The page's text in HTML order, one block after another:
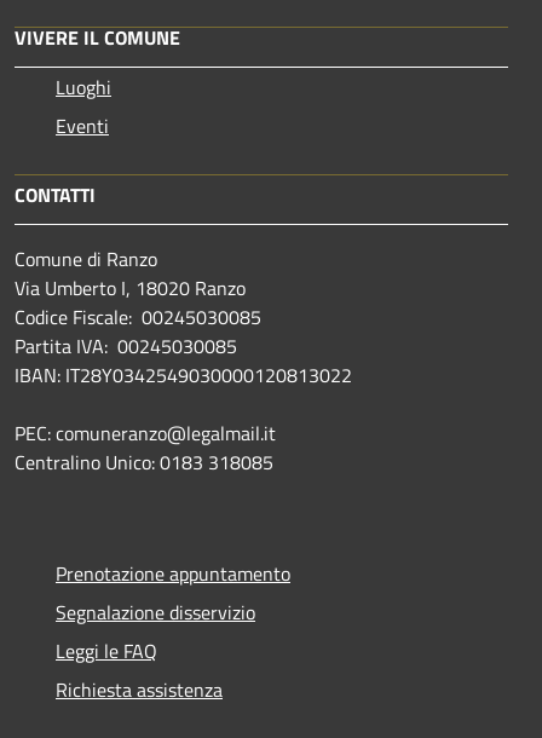
VIVERE IL COMUNE
Luoghi
Eventi
CONTATTI
Comune di Ranzo
Via Umberto I, 18020 Ranzo
Codice Fiscale: 00245030085
Partita IVA: 00245030085
IBAN: IT28Y0342549030000120813022
PEC: comuneranzo@legalmail.it
Centralino Unico: 0183 318085
Prenotazione appuntamento
Segnalazione disservizio
Leggi le FAQ
Richiesta assistenza